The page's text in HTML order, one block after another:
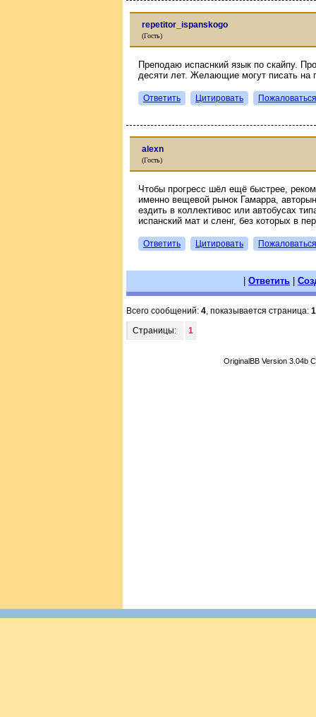
repetitor_ispanskogo
(Гость)
Преподаю испаснкий язык по скайпу.
десяти лет. Желающие могут писать на
Ответить Цитировать Пожаловаться
alexn
(Гость)
Чтобы прогресс шёл ещё быстрее,
именно вещевой рынок Гамарра,
ездить в коллективос или автобусах
испанский мат и сленг, без которых в
Ответить Цитировать Пожаловаться
Ответить
Всего сообщений: 4, показывается страница: 1
Страницы:
1
OriginalBB Version 3.04b